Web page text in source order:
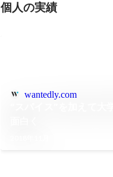
個人の実績
wantedly.com